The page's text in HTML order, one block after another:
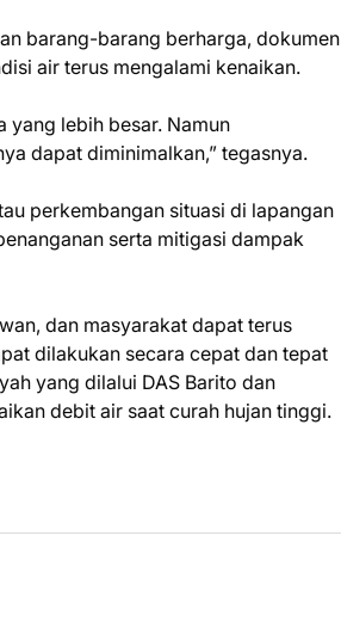
barang-barang berharga, dokumen
air terus mengalami kenaikan.
yang lebih besar. Namun
dapat diminimalkan,” tegasnya.
perkembangan situasi di lapangan
serta mitigasi dampak
dan masyarakat dapat terus
dilakukan secara cepat dan tepat
yang dilalui DAS Barito dan
debit air saat curah hujan tinggi.